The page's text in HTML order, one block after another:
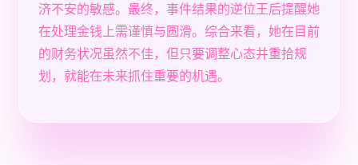
济不安的敏感。最终，事件结果的逆位王后提醒她
在处理金钱上需谨慎与圆滑。综合来看，她在目前
的财务状况虽然不佳，但只要调整心态并重拾规
划，就能在未来抓住重要的机遇。